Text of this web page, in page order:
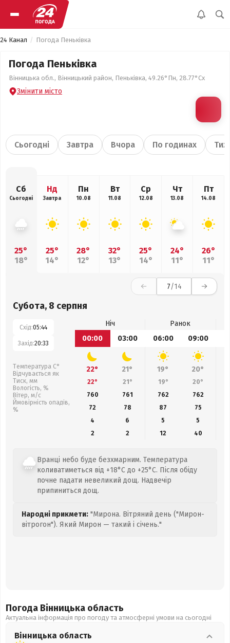
24 Канал Погода Пеньківка
Погода Пеньківка
Вінницька обл., Вінницький район, Пеньківка, 49.26°Пн, 28.77°Сх
Змінити місто
Сьогодні Завтра Вчора По годинах
Сб
Сьогодні
25°
18°
Нд
Завтра
25°
14°
Пн
10.08
28°
12°
Вт
11.08
32°
13°
Ср
12.08
25°
14°
Чт
13.08
24°
11°
Пт
14.08
26°
11°
7/14
Субота, 8 серпня
Схід:05:44
Захід:20:33
Температура С°
Відчувається як
Тиск, мм
Вологість, %
Вітер, м/с
Ймовірність опадів,
%
Ніч
Ранок
00:00
03:00 06:00 09:00
22° 21° 19° 20°
22° 21° 19° 20°
760
761 762 762
72
78 87 75
4
6 5
5
2
2 12 40
Вранці небо буде безхмарним. Температура
коливатиметься від +18°C до +25°C. Після обіду
почне падати невеликий дощ. Надвечір
припиниться дощ.
Народні прикмети: "Мирона. Вітряний день ("Мирон-
вітрогон"). Який Мирон — такий і січень."
Погода Вінницька область
Актуальна інформація про погоду та атмосферні умови на сьогодні
Вінницька область